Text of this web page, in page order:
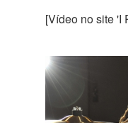
[Vídeo no site 'I